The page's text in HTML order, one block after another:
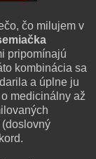
čo milujem v
pripomínajú
kombinácia sa
a úplne ju
medicinálny až
(doslovný